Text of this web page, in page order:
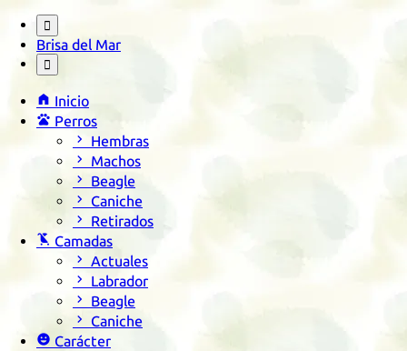

Brisa del Mar

 Inicio
 Perros
 Hembras
 Machos
 Beagle
 Caniche
 Retirados
 Camadas
 Actuales
 Labrador
 Beagle
 Caniche
 Carácter